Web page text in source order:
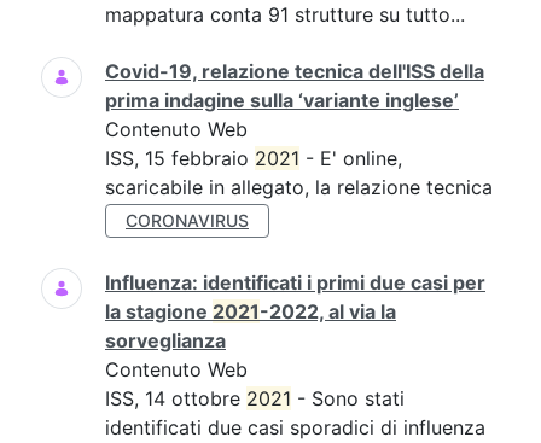
mappatura conta 91 strutture su tutto...
Covid-19, relazione tecnica dell'ISS della
prima indagine sulla ‘variante inglese’
Contenuto Web
ISS, 15 febbraio 2021 - E' online,
scaricabile in allegato, la relazione tecnica
CORONAVIRUS
Influenza: identificati i primi due casi per
la stagione 2021-2022, al via la
sorveglianza
Contenuto Web
ISS, 14 ottobre 2021 - Sono stati
identificati due casi sporadici di influenza